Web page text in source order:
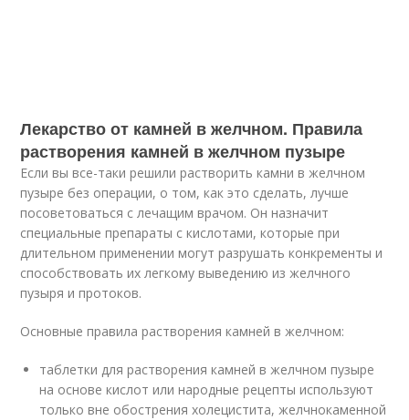
Лекарство от камней в желчном. Правила
растворения камней в желчном пузыре
Если вы все-таки решили растворить камни в желчном
пузыре без операции, о том, как это сделать, лучше
посоветоваться с лечащим врачом. Он назначит
специальные препараты с кислотами, которые при
длительном применении могут разрушать конкременты и
способствовать их легкому выведению из желчного
пузыря и протоков.
Основные правила растворения камней в желчном:
таблетки для растворения камней в желчном пузыре
на основе кислот или народные рецепты используют
только вне обострения холецистита, желчнокаменной